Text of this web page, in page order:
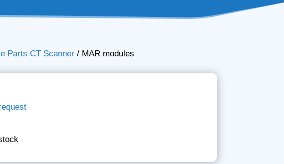
Parts CT Scanner / MAR modules